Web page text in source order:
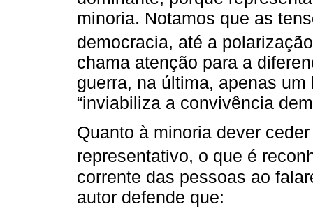
minoria. Notamos que as
democracia, até a
chama atenção para a
guerra, na última, apenas
“inviabiliza a convivência
Quanto à minoria dever
representativo, o que é
corrente das pessoas ao
autor defende que: